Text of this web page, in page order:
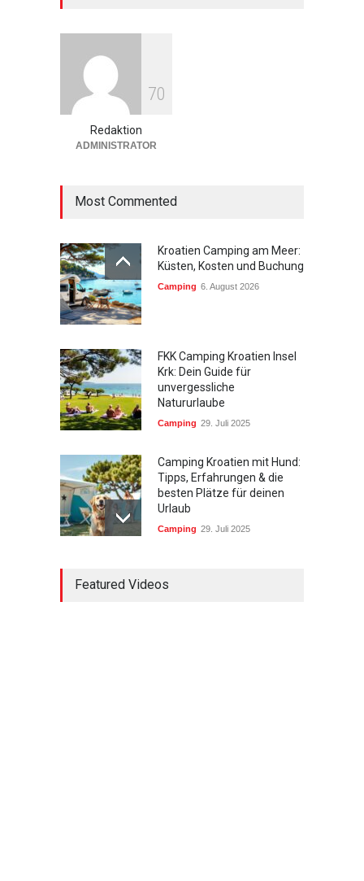
Tipps fürs perfekte Wetter
70
Redaktion
ADMINISTRATOR
Most Commented
Kroatien Camping am Meer:
Küsten, Kosten und Buchung
Camping 6. August 2026
FKK Camping Kroatien Insel
Krk: Dein Guide für
unvergessliche
Natururlaube
Camping 29. Juli 2025
Camping Kroatien mit Hund:
Tipps, Erfahrungen & die
besten Plätze für deinen
Urlaub
Camping 29. Juli 2025
Kindern: Die schönsten
Featured Videos